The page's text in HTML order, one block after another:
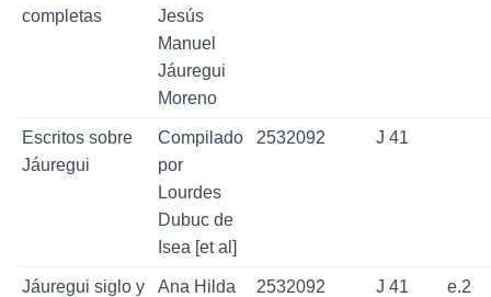
completas
Jesús
Manuel
Jáuregui
Moreno
Escritos sobre
Jáuregui
Compilado
por
Lourdes
Dubuc de
Isea [et al]
2532092 J 41
Jáuregui siglo y
Ana Hilda
2532092 J 41 e.2